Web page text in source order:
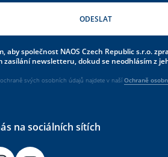
aby společnost NAOS Czech Republic s.r.o.
zasílání newsletteru, dokud se neodhlásím z
svých osobních údajů najdete v našíOchraně
na sociálních sítích